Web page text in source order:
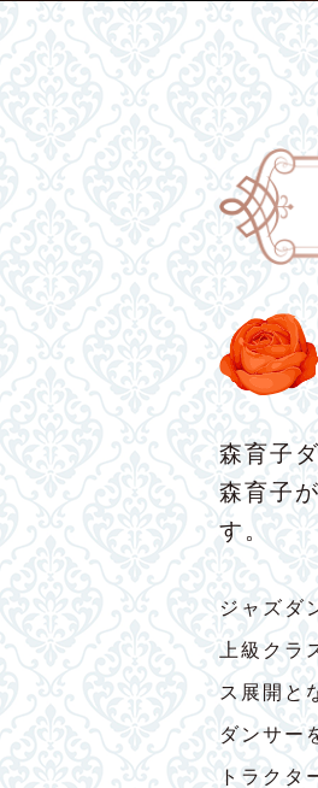
森育子
森育子
す。
ジャズダ
上級クラ
ス展開と
ダンサー
トラクタ